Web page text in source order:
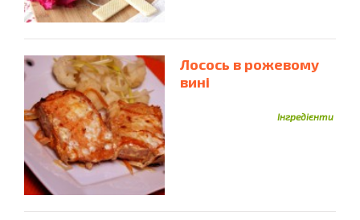
Лосось в рожевому
вині
Інгредієнти